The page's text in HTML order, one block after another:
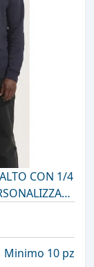
CON 1/4
Minimo 10 pz